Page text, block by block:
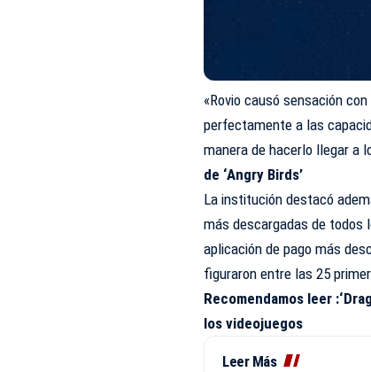
«Rovio causó sensación
perfectamente a las
manera de hacerlo llegar a
de ‘Angry Birds’
La institución destacó
más descargadas de todos
aplicación de pago más
figuraron entre las 25
Recomendamos leer :
los videojuegos
Leer Más